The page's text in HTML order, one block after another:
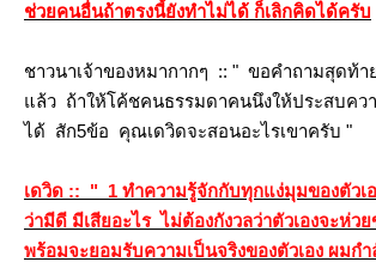
ช่วยคนอื่นถ้าตรงนี้ยังทำไม่ได้ ก็เลิกคิดได้ครับ
ชาวนาเจ้าของหมากากๆ :: " ขอคำถามสุดท้
ล้ว ถ้าให้โค้ชคนธรรมดาคนนึงให้ประสบควา
ได้ สัก5ข้อ คุณเดวิดจะสอนอะไรเขาครับ "
เดวิด :: " 1 ทำความรู้จักกับทุกแง่มุมของตัวเ
ว่ามีดี มีเสียอะไร ไม่ต้องกังวลว่าตัวเองจะห่ว
พร้อมจะยอมรับความเป็นจริงของตัวเอง ผมก